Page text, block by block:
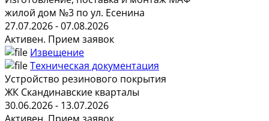
жилой дом №3 по ул. Есенина
27.07.2026 - 07.08.2026
Активен. Прием заявок
Извещение
Техническая документация
Устройство резинового покрытия
ЖК Скандинавские кварталы
30.06.2026 - 13.07.2026